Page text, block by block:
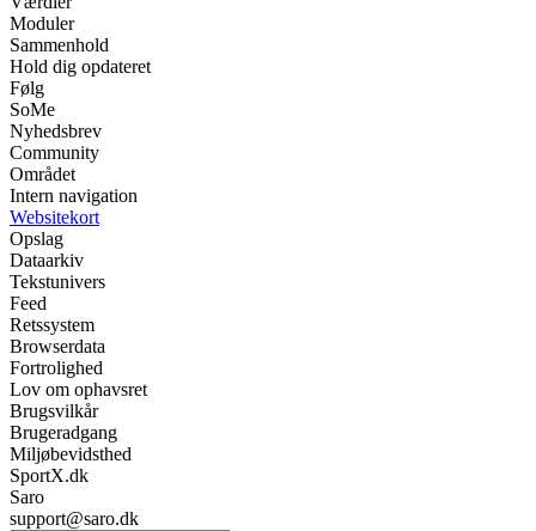
Moduler
Sammenhold
Hold dig opdateret
Følg
SoMe
Nyhedsbrev
Community
Området
Intern navigation
Websitekort
Opslag
Dataarkiv
Tekstunivers
Feed
Retssystem
Browserdata
Fortrolighed
Lov om ophavsret
Brugsvilkår
Brugeradgang
Miljøbevidsthed
SportX.dk
Saro
support@saro.dk